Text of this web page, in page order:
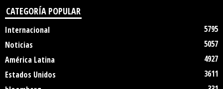
CATEGORÍA POPULAR
Internacional
5795
Noticias
5057
América Latina
4927
Estados Unidos
3611